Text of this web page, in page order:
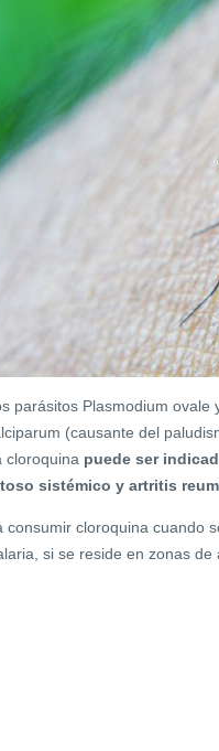
parásitos Plasmodium
(causante del
cloroquina puede ser
sistémico y artritis
consumir cloroquina cuando
si se reside en zonas